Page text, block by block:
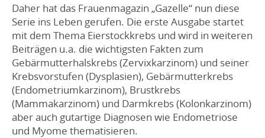
Daher hat das Frauenmagazin „Gazelle“ nun diese
Serie ins Leben gerufen. Die erste Ausgabe startet
mit dem Thema Eierstockkrebs und wird in weiteren
Beiträgen u.a. die wichtigsten Fakten zum
Gebärmutterhalskrebs (Zervixkarzinom) und seiner
Krebsvorstufen (Dysplasien), Gebärmutterkrebs
(Endometriumkarzinom), Brustkrebs
(Mammakarzinom) und Darmkrebs (Kolonkarzinom)
aber auch gutartige Diagnosen wie Endometriose
und Myome thematisieren.